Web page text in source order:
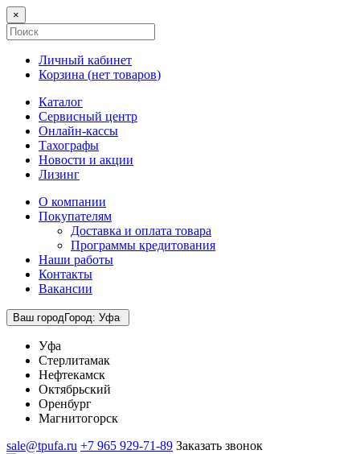
×
Личный кабинет
Корзина (нет товаров)
Каталог
Сервисный центр
Онлайн-кассы
Тахографы
Новости и акции
Лизинг
О компании
Покупателям
Доставка и оплата товара
Программы кредитования
Наши работы
Контакты
Вакансии
Ваш городГород: Уфа
Уфа
Стерлитамак
Нефтекамск
Октябрьский
Оренбург
Магнитогорск
sale@tpufa.ru +7 965 929-71-89 Заказать звонок